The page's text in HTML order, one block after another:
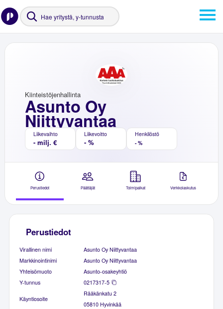
Asunto Oy
Niittyvantaa
Kiinteistöjenhallinta
Liikevaihto
- milj. €
Liikevoitto
- %
Henkilöstö
- %
Perustiedot Päättäjät Toimipaikat Verkkolaskutus
Perustiedot
Virallinen nimi
Asunto Oy Niittyvantaa
Markkinointinimi
Asunto Oy Niittyvantaa
Yhteisömuoto
Asunto-osakeyhtiö
Y-tunnus
0217317-5
Käyntiosoite
Rääkänkatu 2
05810 Hyvinkää